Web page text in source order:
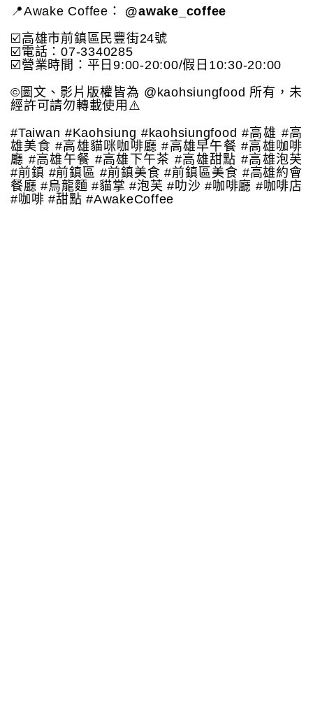
📍Awake Coffee： @awake_coffee
☑️高雄市前鎮區民豐街24號
☑️電話：07-3340285
☑️營業時間：平日9:00-20:00/假日10:30-20:00
©圖文、影片版權皆為 @kaohsiungfood 所有，未
經許可請勿轉載使用⚠️
#Taiwan #Kaohsiung #kaohsiungfood #高雄 #高
雄美食 #高雄貓咪咖啡廳 #高雄早午餐 #高雄咖啡
廳 #高雄午餐 #高雄下午茶 #高雄甜點 #高雄泡芙
#前鎮 #前鎮區 #前鎮美食 #前鎮區美食 #高雄約會
餐廳 #烏龍麵 #貓掌 #泡芙 #叻沙 #咖啡廳 #咖啡店
#咖啡 #甜點 #AwakeCoffee